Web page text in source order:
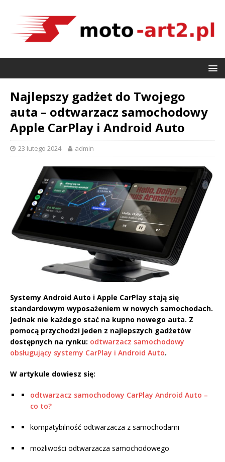
Najlepszy gadżet do Twojego
auta – odtwarzacz samochodowy
Apple CarPlay i Android Auto
23 lutego 2024 admin
Systemy Android Auto i Apple CarPlay stają się
standardowym wyposażeniem w nowych samochodach.
Jednak nie każdego stać na kupno nowego auta. Z
pomocą przychodzi jeden z najlepszych gadżetów
dostępnych na rynku: odtwarzacz samochodowy
obsługujący systemy CarPlay i Android Auto.
W artykule dowiesz się:
odtwarzacz samochodowy CarPlay Android Auto –
co to?
kompatybilność odtwarzacza z samochodami
możliwości odtwarzacza samochodowego